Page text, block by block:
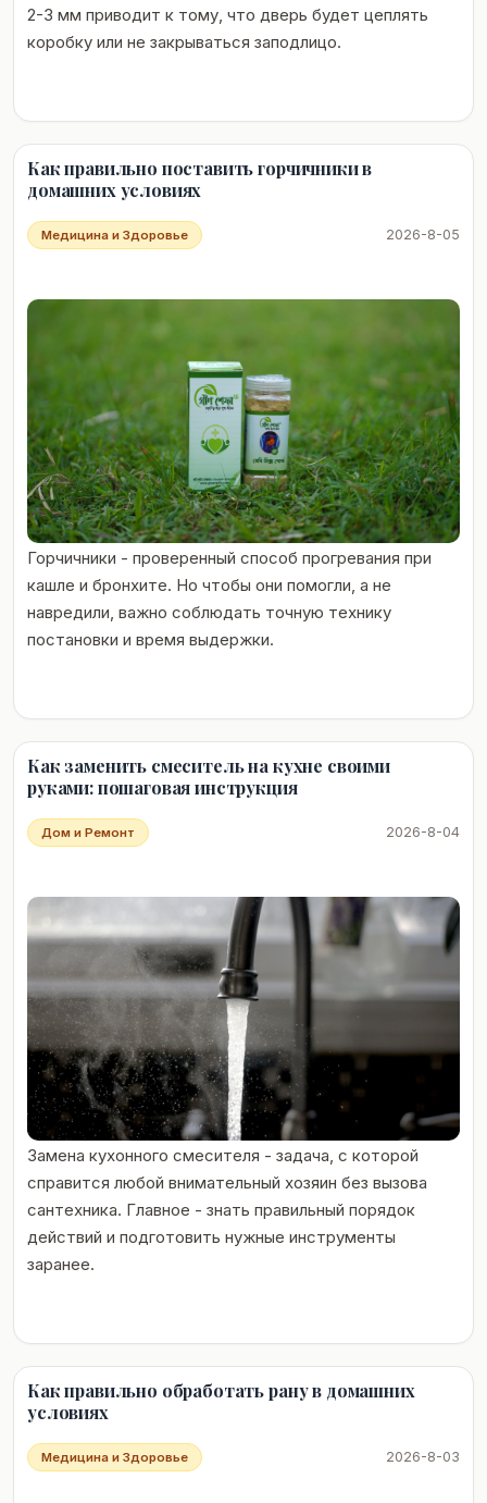
2-3 мм приводит к тому, что дверь будет цеплять
коробку или не закрываться заподлицо.
Как правильно поставить горчичники в
домашних условиях
2026-8-05
Медицина и Здоровье
Горчичники - проверенный способ прогревания при
кашле и бронхите. Но чтобы они помогли, а не
навредили, важно соблюдать точную технику
постановки и время выдержки.
Как заменить смеситель на кухне своими
руками: пошаговая инструкция
2026-8-04
Дом и Ремонт
Замена кухонного смесителя - задача, с которой
справится любой внимательный хозяин без вызова
сантехника. Главное - знать правильный порядок
действий и подготовить нужные инструменты
заранее.
Как правильно обработать рану в домашних
условиях
2026-8-03
Медицина и Здоровье